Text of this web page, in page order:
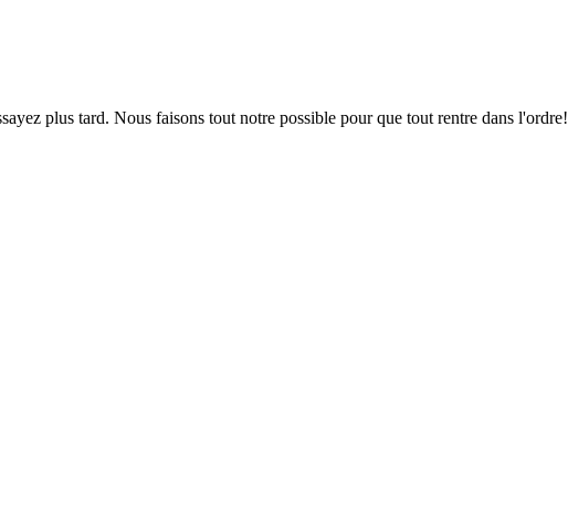
plus tard. Nous faisons tout notre possible pour que tout rentre dans l'ordre!